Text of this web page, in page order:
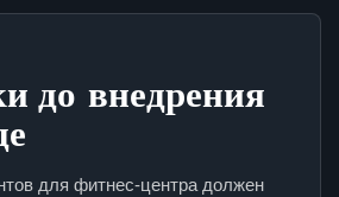
до внедрения
для фитнес-центра должен